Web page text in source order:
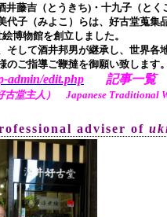
井藤吉（とうきち)・十九子（と
子（みよこ）らは、好古堂蒐集
博物館を創立しました。
して酒井邦男が継承し、世界各
ご指導ご鞭撻を御願い致します。
admin/edit.php 記事一覧
古堂主人） Japanese Traditional
ofessional adviser of